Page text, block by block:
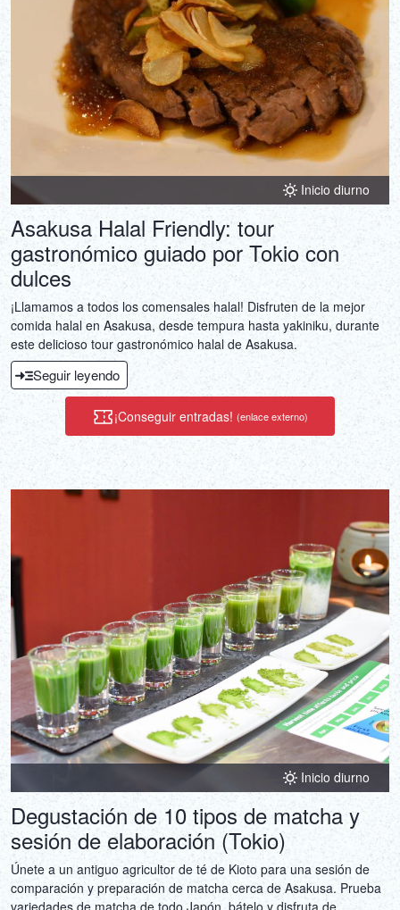
Inicio diurno
Asakusa Halal Friendly: tour
gastronómico guiado por Tokio con
dulces
¡Llamamos a todos los comensales halal! Disfruten de la mejor
comida halal en Asakusa, desde tempura hasta yakiniku, durante
este delicioso tour gastronómico halal de Asakusa.
Seguir leyendo
¡Conseguir entradas! (enlace externo)
Inicio diurno
Degustación de 10 tipos de matcha y
sesión de elaboración (Tokio)
Únete a un antiguo agricultor de té de Kioto para una sesión de
comparación y preparación de matcha cerca de Asakusa. Prueba
variedades de matcha de todo Japón, bátelo y disfruta de